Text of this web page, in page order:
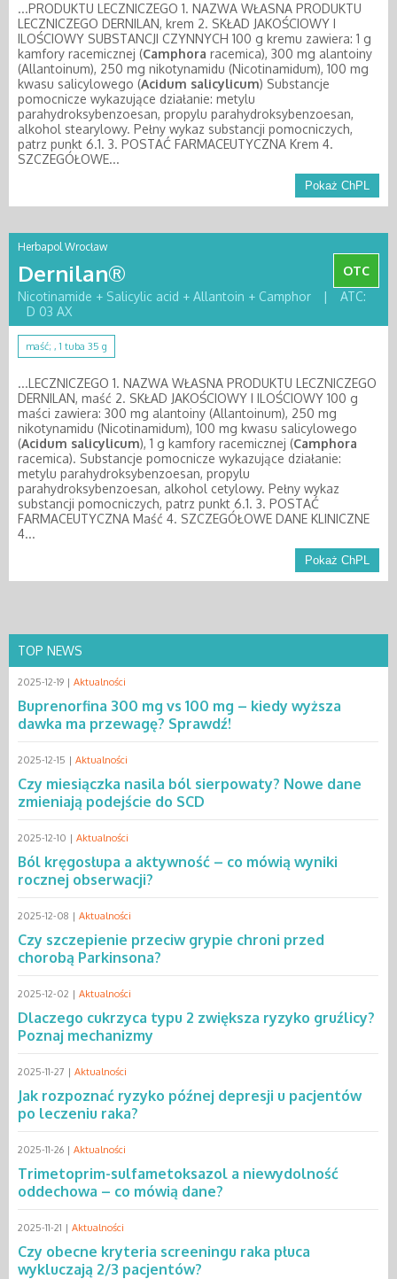
...PRODUKTU LECZNICZEGO 1. NAZWA WŁASNA PRODUKTU
LECZNICZEGO DERNILAN, krem 2. SKŁAD JAKOŚCIOWY I
ILOŚCIOWY SUBSTANCJI CZYNNYCH 100 g kremu zawiera: 1 g
kamfory racemicznej (Camphora racemica), 300 mg alantoiny
(Allantoinum), 250 mg nikotynamidu (Nicotinamidum), 100 mg
kwasu salicylowego (Acidum salicylicum) Substancje
pomocnicze wykazujące działanie: metylu
parahydroksybenzoesan, propylu parahydroksybenzoesan,
alkohol stearylowy. Pełny wykaz substancji pomocniczych,
patrz punkt 6.1. 3. POSTAĆ FARMACEUTYCZNA Krem 4.
SZCZEGÓŁOWE...
Pokaż ChPL
Herbapol Wrocław
Dernilan®
OTC
Nicotinamide + Salicylic acid + Allantoin + Camphor
|
ATC:
D 03 AX
maść; , 1 tuba 35 g
...LECZNICZEGO 1. NAZWA WŁASNA PRODUKTU LECZNICZEGO
DERNILAN, maść 2. SKŁAD JAKOŚCIOWY I ILOŚCIOWY 100 g
maści zawiera: 300 mg alantoiny (Allantoinum), 250 mg
nikotynamidu (Nicotinamidum), 100 mg kwasu salicylowego
(Acidum salicylicum), 1 g kamfory racemicznej (Camphora
racemica). Substancje pomocnicze wykazujące działanie:
metylu parahydroksybenzoesan, propylu
parahydroksybenzoesan, alkohol cetylowy. Pełny wykaz
substancji pomocniczych, patrz punkt 6.1. 3. POSTAĆ
FARMACEUTYCZNA Maść 4. SZCZEGÓŁOWE DANE KLINICZNE
4...
Pokaż ChPL
TOP NEWS
2025-12-19 | Aktualności
Buprenorfina 300 mg vs 100 mg – kiedy wyższa
dawka ma przewagę? Sprawdź!
2025-12-15 | Aktualności
Czy miesiączka nasila ból sierpowaty? Nowe dane
zmieniają podejście do SCD
2025-12-10 | Aktualności
Ból kręgosłupa a aktywność – co mówią wyniki
rocznej obserwacji?
2025-12-08 | Aktualności
Czy szczepienie przeciw grypie chroni przed
chorobą Parkinsona?
2025-12-02 | Aktualności
Dlaczego cukrzyca typu 2 zwiększa ryzyko gruźlicy?
Poznaj mechanizmy
2025-11-27 | Aktualności
Jak rozpoznać ryzyko późnej depresji u pacjentów
po leczeniu raka?
2025-11-26 | Aktualności
Trimetoprim-sulfametoksazol a niewydolność
oddechowa – co mówią dane?
2025-11-21 | Aktualności
Czy obecne kryteria screeningu raka płuca
wykluczają 2/3 pacjentów?